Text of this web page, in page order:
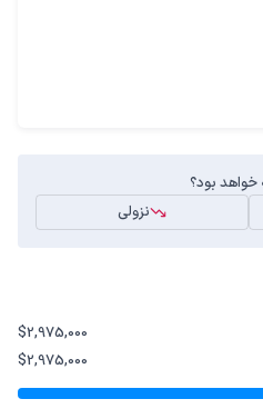
نزولی
$2,975,000
$2,975,000